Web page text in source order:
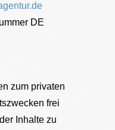
DE
zum privaten
frei
Inhalte zu